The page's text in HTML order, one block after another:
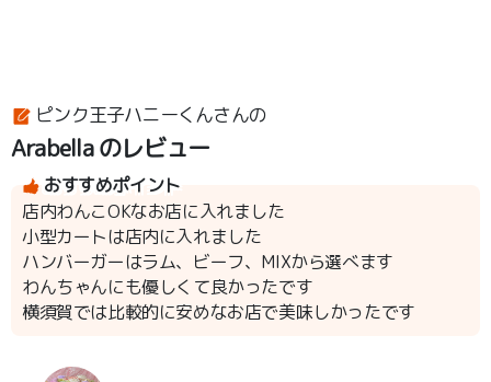
ピンク王子ハニーくんさんの
Arabella のレビュー
おすすめポイント
店内わんこOKなお店に入れました
小型カートは店内に入れました
ハンバーガーはラム、ビーフ、MIXから選べます
わんちゃんにも優しくて良かったです
横須賀では比較的に安めなお店で美味しかったです